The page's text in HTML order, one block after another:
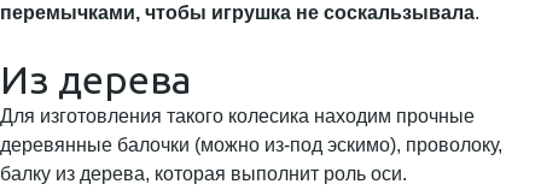
перемычками, чтобы игрушка не соскальзывала.
Из дерева
Для изготовления такого колесика находим прочные
деревянные балочки (можно из-под эскимо), проволоку,
балку из дерева, которая выполнит роль оси.